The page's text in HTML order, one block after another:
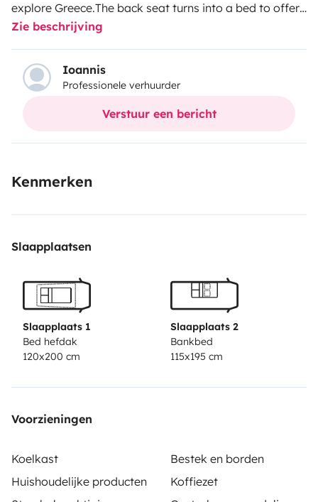
explore Greece.The back seat turns into a bed to offer
you a good night's sleep, as well as the bed in the pop
up roof.Our camper comes equipped with the
following features:
4 if there are small children in the Pop-up roof
passenger seat Solar panel Usb charger External
Compressor fridge Water tank Portable gas stove
shower Fire extinguisher First aid kit Warning
gas hob and 2 gas cartridges are included.
Zie beschrijving
Ioannis
Professionele verhuurder
Verstuur een bericht
Kenmerken
Slaapplaatsen
Slaapplaats 1
Bed hefdak
120x200 cm
Slaapplaats 2
Bankbed
115x195 cm
Voorzieningen
Koelkast
Bestek en borden
Huishoudelijke producten
Koffiezet